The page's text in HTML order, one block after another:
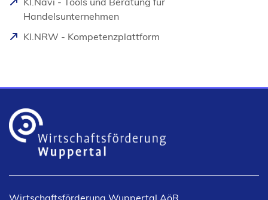
n
i
e
m
u
n
e
i
n
e
Handelsunternehmen
Ö
e
i
n
n
KI.NRW - Kompetenzplattform
(
t
i
i
n
Wirtschaftsförderung Wuppertal AöR